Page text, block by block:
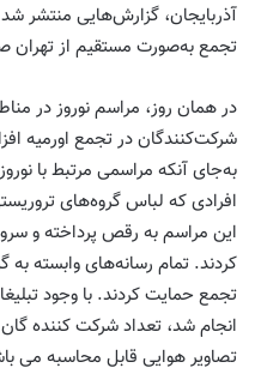
آذربایجان، گزارش‌هایی منتشر شد
تجمع به‌صورت مستقیم از
در همان روز، مراسم نوروز در
شرکت‌کنندگان در تجمع اورمیه
به‌جای آنکه مراسمی مرتبط با
این مراسم به رقص پرداخته و
کردند. تمام رسانه‌های وابسته به
تجمع حمایت کردند. با وجود
تصاویر هوایی قابل محاسبه می